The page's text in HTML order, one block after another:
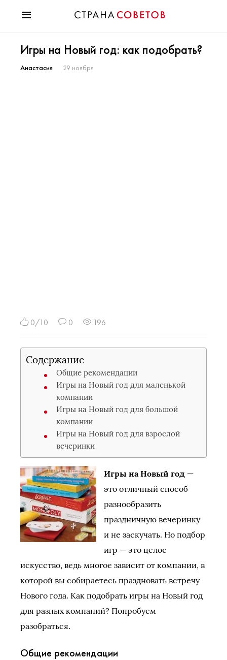
Мода
Звезды
Игры на Новый год: как подобрать?
Анастасия 29 ноября
0/10 0 196
Содержание
Общие рекомендации
Игры на Новый год для маленькой
компании
Игры на Новый год для большой
компании
Игры на Новый год для взрослой
вечеринки
Игры на Новый год —
это отличный способ
разнообразить
праздничную вечеринку
и не заскучать. Но подбор
игр — это целое
искусство, ведь многое зависит от компании, в
которой вы собираетесь праздновать встречу
Нового года. Как подобрать игры на Новый год
для разных компаний? Попробуем
разобраться.
Общие рекомендации